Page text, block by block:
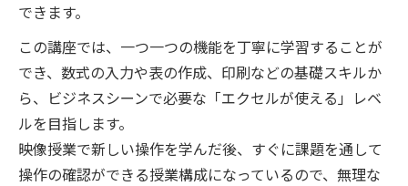
できます。
この講座では、一つ一つの機能を丁寧に学習することが
でき、数式の入力や表の作成、印刷などの基礎スキルか
ら、ビジネスシーンで必要な「エクセルが使える」レベ
ルを目指します。
映像授業で新しい操作を学んだ後、すぐに課題を通して
操作の確認ができる授業構成になっているので、無理な